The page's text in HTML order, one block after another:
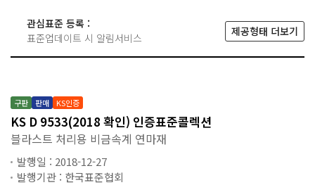
관심표준 등록 :
표준업데이트 시 알림서비스
제공형태 더보기
구판 판매 KS인증
KS D 9533(2018 확인) 인증표준콜렉션
블라스트 처리용 비금속계 연마재
발행일 : 2018-12-27
발행기관 : 한국표준협회